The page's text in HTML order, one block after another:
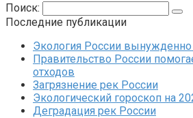
Поиск:
Последние публикации
Экология России вынужденно
Правительство России
отходов
Загрязнение рек России
Экологический гороскоп на
Деградация рек России